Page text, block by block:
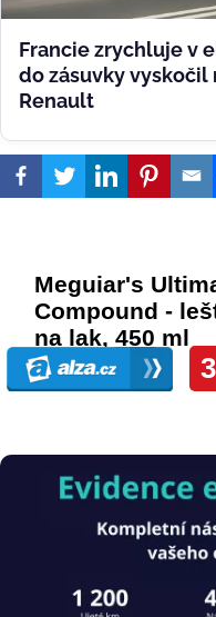
Francie zrychluje v
do zásuvky vyskočil
Renault
Obrázek